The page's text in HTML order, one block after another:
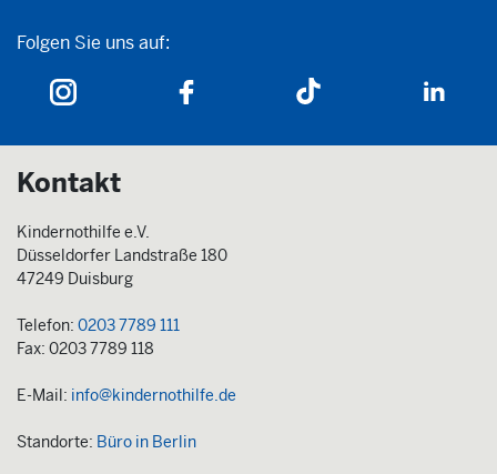
Folgen Sie uns auf:
Folgen Sie uns auf:
Kontakt
Kindernothilfe e.V.
Düsseldorfer Landstraße 180
47249 Duisburg
Telefon: 0203 7789 111
Fax: 0203 7789 118
E-Mail: info@kindernothilfe.de
Standorte: Büro in Berlin